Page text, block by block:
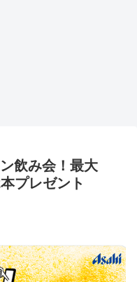
飲み会！最大
プレゼント